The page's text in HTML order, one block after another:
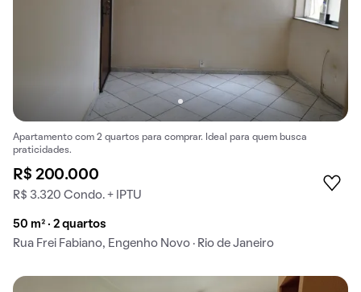
Apartamento com 2 quartos para comprar. Ideal para quem busca
praticidades.
R$ 200.000
R$ 3.320 Condo. + IPTU
50 m² · 2 quartos
Rua Frei Fabiano, Engenho Novo · Rio de Janeiro